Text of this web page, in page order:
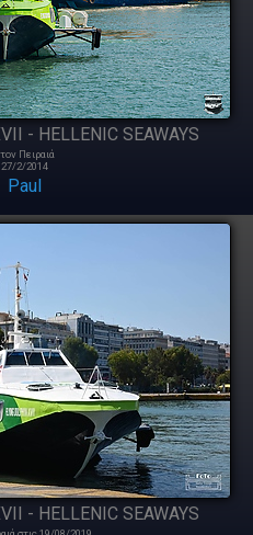
- HELLENIC SEAWAYS
Πειραιά
27/2/2014
Paul
- HELLENIC SEAWAYS